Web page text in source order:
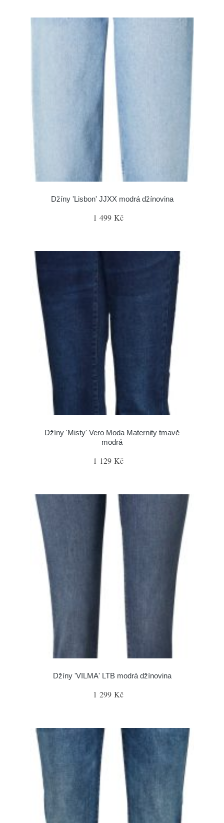
Džíny 'Lisbon' JJXX modrá džínovina
1 499 Kč
Džíny 'Misty' Vero Moda Maternity tmavě
modrá
1 129 Kč
Džíny 'VILMA' LTB modrá džínovina
1 299 Kč